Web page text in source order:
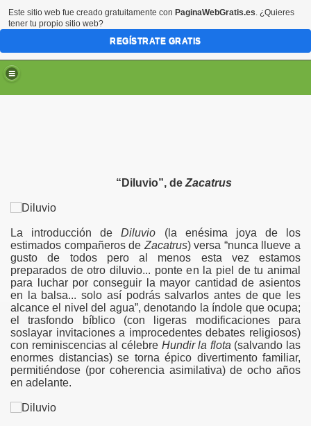
“Diluvio”, de Zacatrus
La introducción deDiluvio (la enésima joya de los
estimados compañeros de Zacatrus) versa “nunca llueve a
gusto de todos pero al menos esta vez estamos
preparados de otro diluvio... ponte en la piel de tu animal
para luchar por conseguir la mayor cantidad de asientos
en la balsa... solo así podrás salvarlos antes de que les
alcance el nivel del agua”, denotando la índole que ocupa;
el trasfondo bíblico (con ligeras modificaciones para
soslayar invitaciones a improcedentes debates religiosos)
con reminiscencias al célebre Hundir la flota (salvando las
enormes distancias) se torna épico divertimento familiar,
permitiéndose (por coherencia asimilativa) de ocho años
en adelante.
Este sitio web fue creado gratuitamente con PaginaWebGratis.es. ¿Quieres
tener tu propio sitio web?
REGÍSTRATE GRATIS